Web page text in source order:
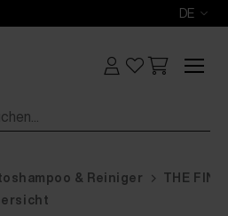
DE
& Reiniger
THE